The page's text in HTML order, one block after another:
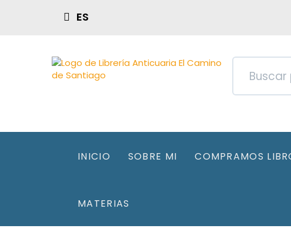
ES
INICIO SOBRE MI COMPRAMOS
MATERIAS